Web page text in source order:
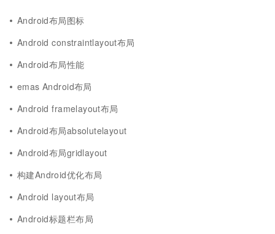
Android布局图标
Android constraintlayout布局
Android布局性能
emas Android布局
Android framelayout布局
Android布局absolutelayout
Android布局gridlayout
构建Android优化布局
Android layout布局
Android标题栏布局